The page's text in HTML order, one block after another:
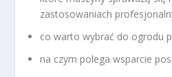
zastosowaniach
co warto wybrać do ogrodu
na czym polega wsparcie